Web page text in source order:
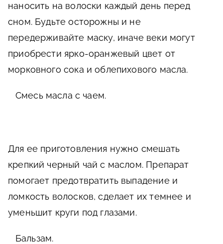
наносить на волоски каждый день перед
сном. Будьте осторожны и не
передерживайте маску, иначе веки могут
приобрести ярко-оранжевый цвет от
морковного сока и облепихового масла.
Смесь масла с чаем.
Для ее приготовления нужно смешать
крепкий черный чай с маслом. Препарат
помогает предотвратить выпадение и
ломкость волосков, сделает их темнее и
уменьшит круги под глазами.
Бальзам.